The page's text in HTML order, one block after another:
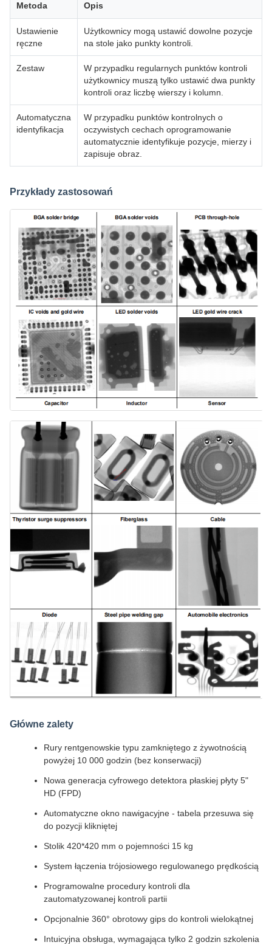
Metoda Opis
Ustawienie
ręczne
Użytkownicy mogą ustawić dowolne pozycje
na stole jako punkty kontroli.
Zestaw
W przypadku regularnych punktów kontroli
użytkownicy muszą tylko ustawić dwa punkty
kontroli oraz liczbę wierszy i kolumn.
Automatyczna
identyfikacja
W przypadku punktów kontrolnych o
oczywistych cechach oprogramowanie
automatycznie identyfikuje pozycje, mierzy i
zapisuje obraz.
Przykłady zastosowań
Główne zalety
Rury rentgenowskie typu zamkniętego z żywotnością
powyżej 10 000 godzin (bez konserwacji)
Nowa generacja cyfrowego detektora płaskiej płyty 5"
HD (FPD)
Automatyczne okno nawigacyjne - tabela przesuwa się
do pozycji klikniętej
Stolik 420*420 mm o pojemności 15 kg
System łączenia trójosiowego regulowanego prędkością
Programowalne procedury kontroli dla
zautomatyzowanej kontroli partii
Opcjonalnie 360° obrotowy gips do kontroli wielokątnej
Intuicyjna obsługa, wymagająca tylko 2 godzin szkolenia